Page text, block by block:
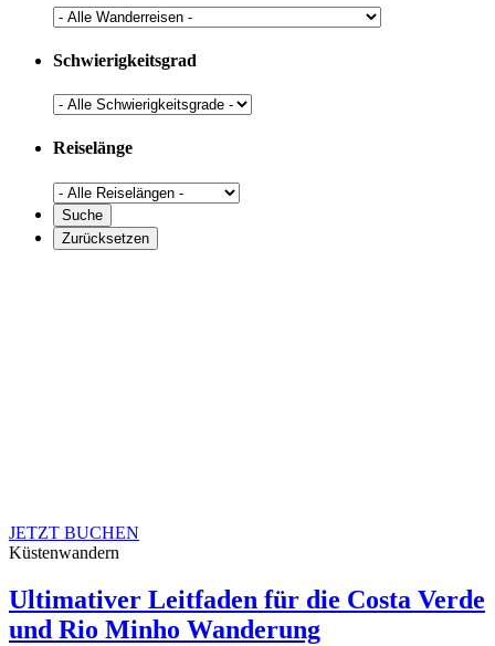
Schwierigkeitsgrad
Reiselänge
JETZT BUCHEN
Küstenwandern
Ultimativer Leitfaden für die Costa Verde
und Rio Minho Wanderung